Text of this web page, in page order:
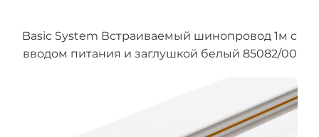
Basic System Встраиваемый шинопровод 1м с
вводом питания и заглушкой белый 85082/00